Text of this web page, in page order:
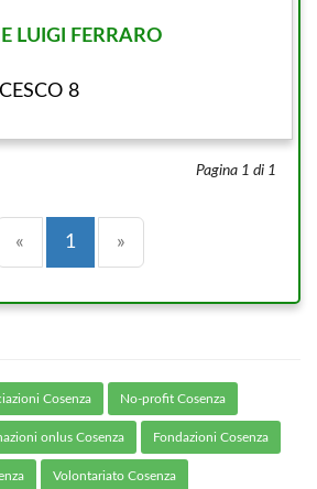
LUIGI FERRARO
8
Pagina 1 di 1
« Precedente
1 (current)
»
Cosenza No-profit Cosenza
onlus Cosenza Fondazioni Cosenza
Volontariato Cosenza